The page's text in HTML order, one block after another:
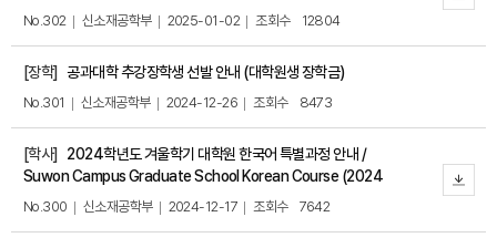
No.302 신소재공학부 2025-01-02 조회수 12804
[장학] 공과대학 추강장학생 선발 안내 (대학원생 장학금)
No.301 신소재공학부 2024-12-26 조회수 8473
[학사]
2024학년도 겨울학기 대학원 한국어 특별과정 안내 /
Suwon Campus Graduate School Korean Course (2024
Winter Session)
No.300 신소재공학부 2024-12-17 조회수 7642